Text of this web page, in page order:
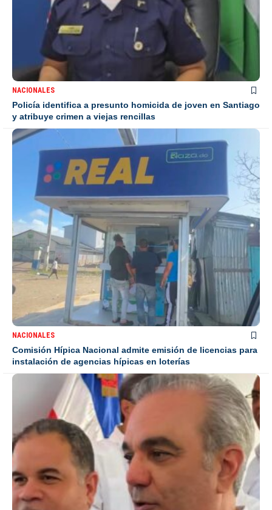
NACIONALES
Policía identifica a presunto homicida de joven en Santiago
y atribuye crimen a viejas rencillas
NACIONALES
Comisión Hípica Nacional admite emisión de licencias para
instalación de agencias hípicas en loterías